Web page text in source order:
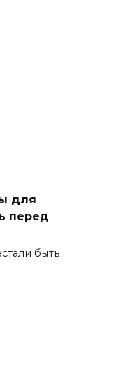
для
перед
быть